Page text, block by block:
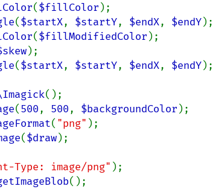
($fillColor );
($startX, $startY, $endX, $endY);
($fillModifiedColor );
);
($startX, $startY, $endX, $endY);
();
(500, 500, $backgroundColor );
( "png" );
($draw);
Type: image/png" );
();